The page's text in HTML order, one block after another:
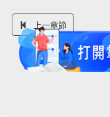
上一章節